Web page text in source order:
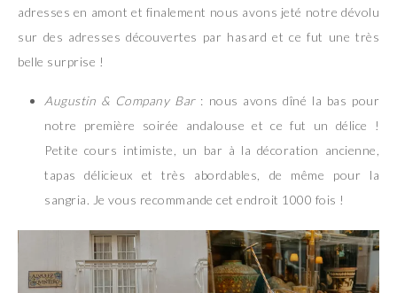
adresses en amont et finalement nous avons jeté notre dévolu
sur des adresses découvertes par hasard et ce fut une très
belle surprise !
Augustin & Company Bar: nous avons dîné la bas pour
notre première soirée andalouse et ce fut un délice !
Petite cours intimiste, un bar à la décoration ancienne,
tapas délicieux et très abordables, de même pour la
sangria. Je vous recommande cet endroit 1000 fois !